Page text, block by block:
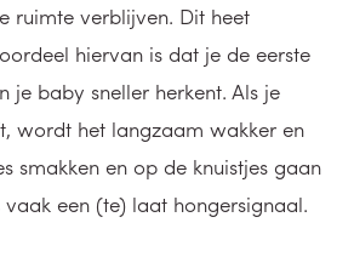
ruimte verblijven. Dit heet
hiervan is dat je de eerste
je baby sneller herkent. Als je
wordt het langzaam wakker en
smakken en op de knuistjes gaan
vaak een (te) laat hongersignaal.